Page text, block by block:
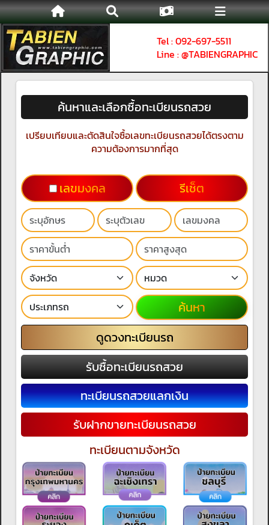
Tel : 092-697-5511
Line : @TABIENGRAPHIC
ค้นหาและเลือกซื้อทะเบียนรถสวย
เปรียบเทียบและตัดสินใจซื้อเลขทะเบียนรถสวยได้ตรงตาม
ความต้องการมากที่สุด
เลขมงคล รีเช็ต
ค้นหา
ดูดวงทะเบียนรถ
รับซื้อทะเบียนรถสวย
ทะเบียนรถสวยแลกเงิน
รับฝากขายทะเบียนรถสวย
ทะเบียนตามจังหวัด